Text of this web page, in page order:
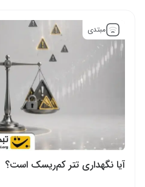
مبتدی
آیا نگهداری تتر کم‌ریسک است؟